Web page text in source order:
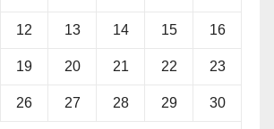
12 13 14 15 16
19 20 21 22 23
26 27 28 29 30